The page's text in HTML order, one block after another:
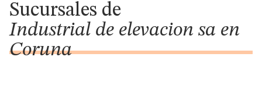
Sucursales de
Industrial de elevacion sa en
Coruna